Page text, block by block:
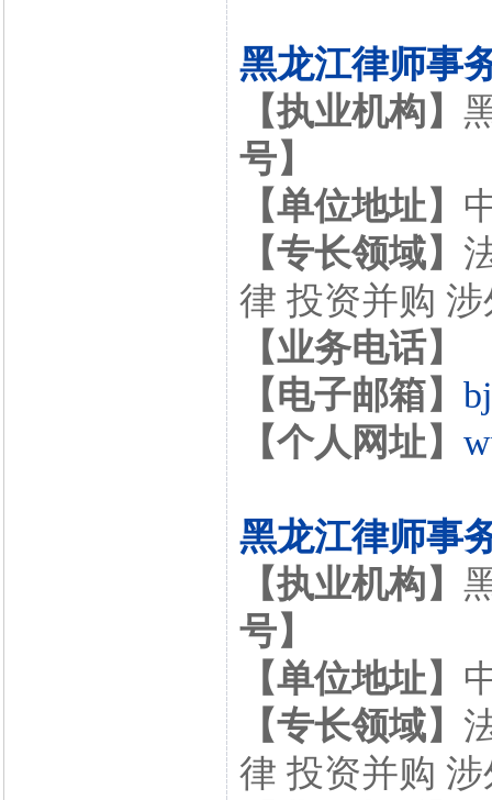
黑龙江律师事
【执业机构】
号】
【单位地址】
【专长领域】
律 投资并购
【业务电话】
【电子邮箱】
【个人网址】
黑龙江律师事
【执业机构】
号】
【单位地址】
【专长领域】
律 投资并购